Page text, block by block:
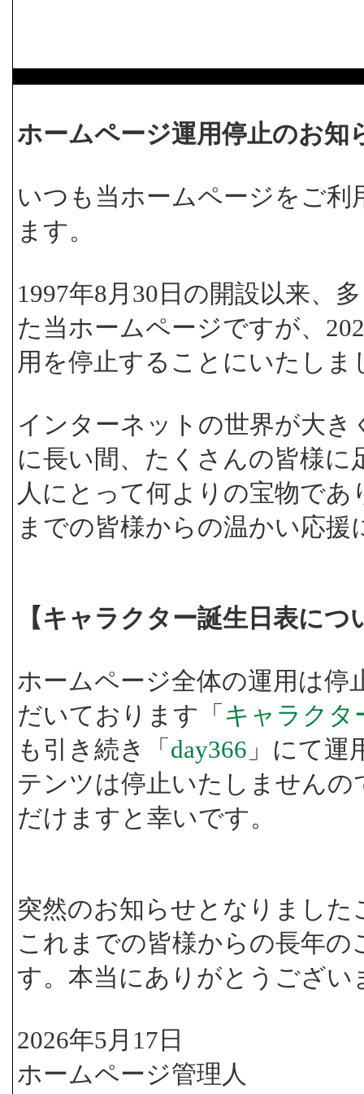
ホームページ運用停止のお知
いつも当ホームページをご
ます。
1997年8月30日の開設以来、
た当ホームページですが、
用を停止することにいたしま
インターネットの世界が大
に長い間、たくさんの皆様
人にとって何よりの宝物で
までの皆様からの温かい応
【キャラクター誕生日表に
ホームページ全体の運用は停
だいております「 キャラクタ
も引き続き「 day366 」にて
テンツは停止いたしません
だけますと幸いです。
突然のお知らせとなりまし
これまでの皆様からの長年
す。本当にありがとうござい
2026年5月17日
ホームページ管理人